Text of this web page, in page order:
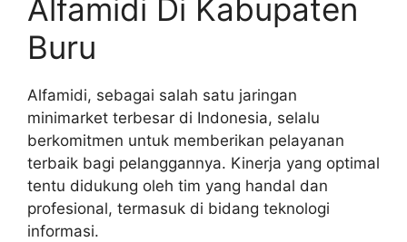
Alfamidi Di Kabupaten
Buru
Alfamidi, sebagai salah satu jaringan
minimarket terbesar di Indonesia, selalu
berkomitmen untuk memberikan pelayanan
terbaik bagi pelanggannya. Kinerja yang optimal
tentu didukung oleh tim yang handal dan
profesional, termasuk di bidang teknologi
informasi.